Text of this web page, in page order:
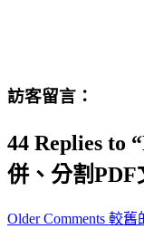
訪客留言：
44 Replies to
併、分割PDF
Comment
Older Comments 較舊